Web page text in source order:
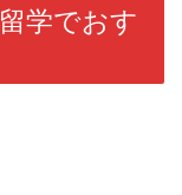
学でおす